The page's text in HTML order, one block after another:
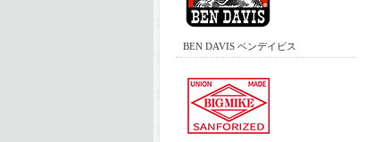
BEN DAVIS ベンデイビス